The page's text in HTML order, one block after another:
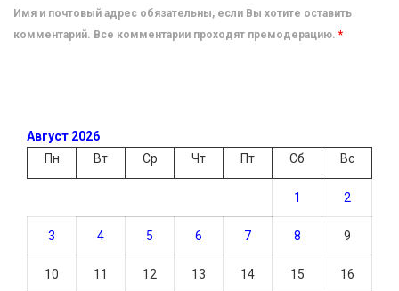
Имя и почтовый адрес обязательны, если Вы хотите оставить
комментарий. Все комментарии проходят премодерацию. *
Август 2026
Пн
Вт Ср Чт Пт Сб Вс
1 2
3 4 5 6 7 8 9
10 11 12 13 14 15 16